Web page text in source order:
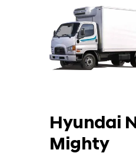
Hyundai
Mighty